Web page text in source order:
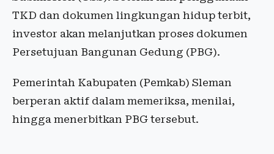
TKD dan dokumen lingkungan hidup terbit,
investor akan melanjutkan proses dokumen
Persetujuan Bangunan Gedung (PBG).
Pemerintah Kabupaten (Pemkab) Sleman
berperan aktif dalam memeriksa, menilai,
hingga menerbitkan PBG tersebut.